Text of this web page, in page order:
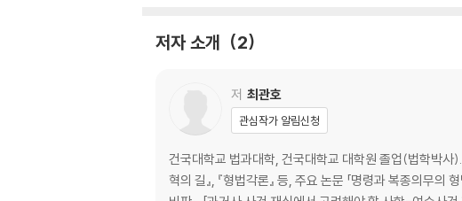
제1절 형벌의 의의와 종류
제2절 보안처분
제3절 형의 양정
제4절 누범
제5절 선고유예, 집행유예, 가석방
저자 소개 2
저 최관호
관심작가 알림신청
건국대학교 법과대학, 건국대학교 대학원 졸업(법학박사
혁의 길』, 『형법각론』 등, 주요 논문 「명령과 복종의무의